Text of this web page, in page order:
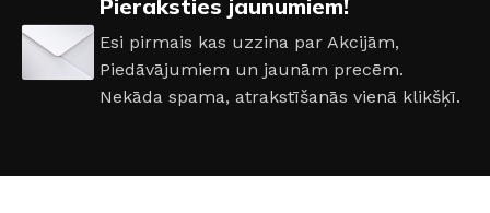
701 ,702 703 ,704 ,705 , 707 , 708 ,713 ,715 , 717
724
Pieraksties jaunumiem!
Esi pirmais kas uzzina par Akcijām,
Piedāvājumiem un jaunām precēm.
Nekāda spama, atrakstīšanās vienā klikšķī.